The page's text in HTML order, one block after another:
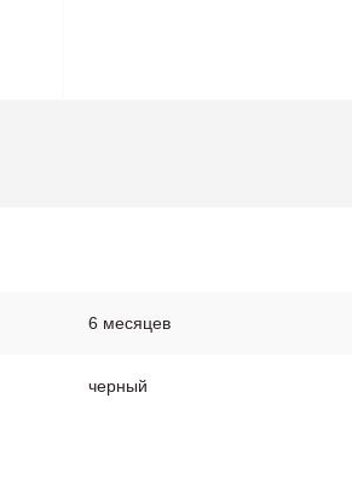
6 месяцев
черный